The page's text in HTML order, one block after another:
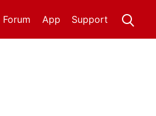
Support
App
Forum